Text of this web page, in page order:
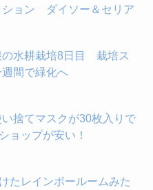
ション ダイソー＆セリア
の水耕栽培8日目 栽培ス
間で緑化へ
捨てマスクが30枚入りで
ップが安い！
たレインボールームみた